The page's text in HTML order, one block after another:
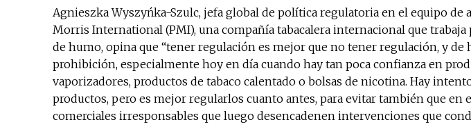
Agnieszka Wyszyńka-Szulc, jefa global de política regulatoria en el equipo de
Morris International (PMI), una compañía tabacalera internacional que
de humo, opina que “tener regulación es mejor que no tener regulación, y de
prohibición, especialmente hoy en día cuando hay tan poca confianza en
vaporizadores, productos de tabaco calentado o bolsas de nicotina. Hay
productos, pero es mejor regularlos cuanto antes, para evitar también que en
comerciales irresponsables que luego desencadenen intervenciones que